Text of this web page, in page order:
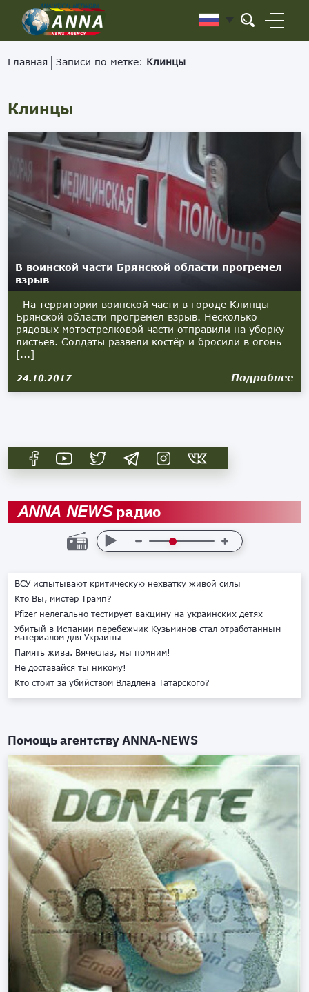
Главная Записи по метке: Клинцы
Клинцы
В воинской части Брянской области прогремел
взрыв
На территории воинской части в городе Клинцы
Брянской области прогремел взрыв. Несколько
рядовых мотострелковой части отправили на уборку
листьев. Солдаты развели костёр и бросили в огонь
[...]
24.10.2017 Подробнее
ANNA NEWSрадио
ВСУ испытывают критическую нехватку живой силы
Кто Вы, мистер Трамп?
Pfizer нелегально тестирует вакцину на украинских детях
Убитый в Испании перебежчик Кузьминов стал отработанным
материалом для Украины
Память жива. Вячеслав, мы помним!
Не доставайся ты никому!
Кто стоит за убийством Владлена Татарского?
Помощь агентствуANNA-NEWS